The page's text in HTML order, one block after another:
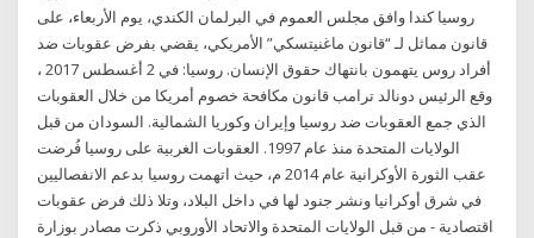
روسيا كندا وافق مجلس العموم في البرلمان الكندي، يوم الأربعاء، على
قانون مماثل لـ “قانون ماغنيتسكي” الأمريكي، يقضي بفرض عقوبات ضد
أفراد روس يتهمون بانتهاك حقوق الإنسان. روسيا: في 2 أغسطس 2017 ،
وقع الرئيس دونالد ترامب قانون مكافحة خصوم أمريكا من خلال العقوبات
الذي جمع العقوبات ضد روسيا وإيران وكوريا الشمالية. السودان من قبل
الولايات المتحدة منذ عام 1997. العقوبات الغربية على روسيا فُرضت
عقب الثورة الأوكرانية عام 2014 م، حيث اتهمت روسيا بدعم الانفصاليين
في شرق أوكرانيا ونشر جنود لها في داخل البلاد، وتلا ذلك فرض عقوبات
اقتصادية - من قبل الولايات المتحدة والاتحاد الأوروبي ذكرت مصادر بوزارة